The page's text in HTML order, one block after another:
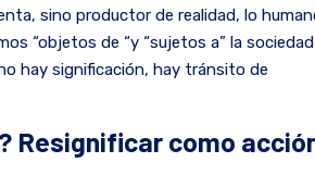
sino productor de realidad, lo
“objetos de “y “sujetos a” la sociedad
hay significación, hay tránsito de
Resignificar como